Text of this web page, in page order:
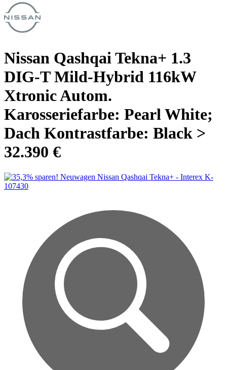
Nissan Qashqai Tekna+ 1.3
DIG-T Mild-Hybrid 116kW
Xtronic Autom.
Karosseriefarbe: Pearl White;
Dach Kontrastfarbe: Black >
32.390 €